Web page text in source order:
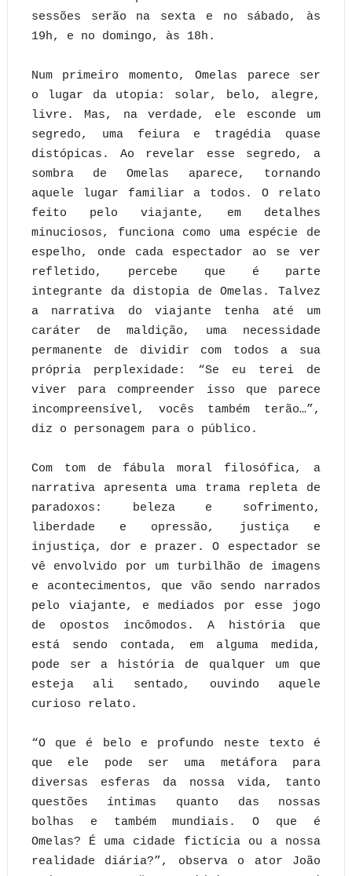
sessões serão na sexta e no sábado, às
19h, e no domingo, às 18h.
Num primeiro momento, Omelas parece ser
o lugar da utopia: solar, belo, alegre,
livre. Mas, na verdade, ele esconde um
segredo, uma feiura e tragédia quase
distópicas. Ao revelar esse segredo, a
sombra de Omelas aparece, tornando
aquele lugar familiar a todos. O relato
feito pelo viajante, em detalhes
minuciosos, funciona como uma espécie de
espelho, onde cada espectador ao se ver
refletido, percebe que é parte
integrante da distopia de Omelas. Talvez
a narrativa do viajante tenha até um
caráter de maldição, uma necessidade
permanente de dividir com todos a sua
própria perplexidade: “Se eu terei de
viver para compreender isso que parece
incompreensível, vocês também terão…”,
diz o personagem para o público.
Com tom de fábula moral filosófica, a
narrativa apresenta uma trama repleta de
paradoxos: beleza e sofrimento,
liberdade e opressão, justiça e
injustiça, dor e prazer. O espectador se
vê envolvido por um turbilhão de imagens
e acontecimentos, que vão sendo narrados
pelo viajante, e mediados por esse jogo
de opostos incômodos. A história que
está sendo contada, em alguma medida,
pode ser a história de qualquer um que
esteja ali sentado, ouvindo aquele
curioso relato.
“O que é belo e profundo neste texto é
que ele pode ser uma metáfora para
diversas esferas da nossa vida, tanto
questões íntimas quanto das nossas
bolhas e também mundiais. O que é
Omelas? É uma cidade fictícia ou a nossa
realidade diária?”, observa o ator João